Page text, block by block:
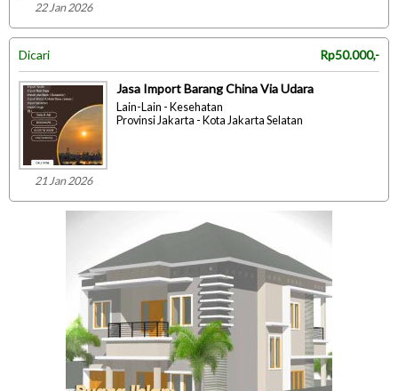
22 Jan 2026
Dicari Rp50.000,-
21 Jan 2026
Jasa Import Barang China Via Udara
Lain-Lain - Kesehatan
Provinsi Jakarta - Kota Jakarta Selatan